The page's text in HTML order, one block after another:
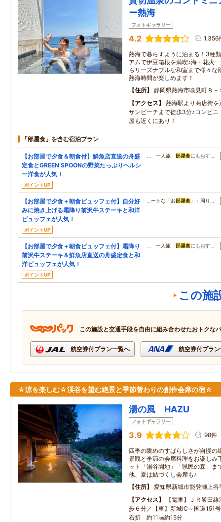
ー熱海
フォトギャラリー
4.2 1,356
熱海で暮らすように泊まる！3種
アムで伊豆箱根を満喫♪海・花火
らリーズナブルな和室まで様々な
熱海時間が楽しめます！
住所
静岡県熱海市咲見町８－
アクセス
熱海駅より商店街
サンビーチまで徒歩3分♪コンビニ
屋も近くにあり！
「部屋食」を含む宿泊プラン
【お部屋で夕食＆朝食付】鮮魚店直送の舟盛
定食とGREEN SPOONの野菜たっぷりヘルシ
ー洋食が人気！
ポイントUP
… 一人旅 部屋食にもおす…
【お部屋で夕食＋朝食ビュッフェ付】自分好
みに焼き上げる霜降り前沢牛ステーキと和洋
ビュッフェが人気！
ポイントUP
…ートな「お部屋食 」：周り…
【お部屋で夕食＋朝食ビュッフェ付】霜降り
前沢牛ステーキ＆鮮魚店直送の舟盛定食と和
洋ビュッフェが人気！
ポイントUP
… 一人旅 部屋食にもおす…
この施
この施設と交通手段を自由に組み合わせたおトクな
航空券付プラン一覧へ 航空券付プラ
☆涼を楽しむ☆渓谷を望む絶景と季節替わりの創作会席の宿☆
湯の風 HAZU
フォトギャラリー
3.9 98件
四季の眺めのすばらしさが自慢の
景観と季節の会席料理をお楽しみ
ット「湯谷園地」「県民の森」ま
他、夏は鮎づくし会席も♪
住所
愛知県新城市能登瀬上谷
アクセス
【電車】ＪＲ飯田
歩６分／【車】新城IC～国道151
右折 約11㎞約15分